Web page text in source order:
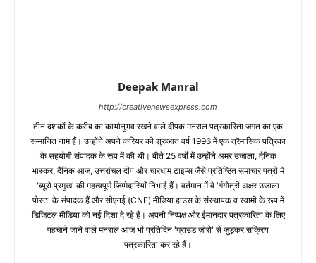
Deepak Manral
http://creativenewsexpress.com
तीन दशकों के करीब का कार्यानुभव रखने वाले दीपक मनराल पत्रकारिता जगत का एक
सम्मानित नाम हैं। उन्होंने अपने करियर की शुरुआत वर्ष 1996 में एक त्रैमासिक पत्रिका
के सहयोगी संपादक के रूप में की थी। बीते 25 वर्षों में उन्होंने अमर उजाला, दैनिक
भास्कर, दैनिक आज, उत्तरांचल दीप और चारधाम टाइम्स जैसे प्रतिष्ठित समाचार पत्रों में
'ब्यूरो प्रमुख' की महत्वपूर्ण जिम्मेदारियाँ निभाई हैं। वर्तमान में वे 'गंगोत्री अक्षर उजाला
पोस्ट' के संपादक हैं और सीएनई (CNE) मीडिया हाउस के संस्थापक व स्वामी के रूप में
डिजिटल मीडिया को नई दिशा दे रहे हैं। अपनी निष्पक्ष और ईमानदार पत्रकारिता के लिए
पहचाने जाने वाले मनराल आज भी प्रतिदिन 'ग्राउंड ज़ीरो' से जुड़कर सक्रिय
पत्रकारिता कर रहे हैं।